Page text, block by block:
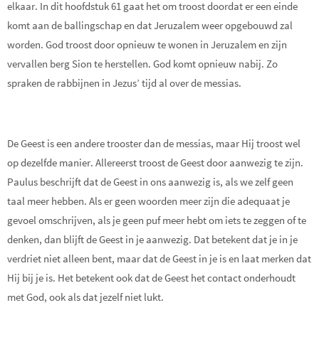
elkaar. In dit hoofdstuk 61 gaat het om troost doordat er een einde
komt aan de ballingschap en dat Jeruzalem weer opgebouwd zal
worden. God troost door opnieuw te wonen in Jeruzalem en zijn
vervallen berg Sion te herstellen. God komt opnieuw nabij. Zo
spraken de rabbijnen in Jezus’ tijd al over de messias.
De Geest is een andere trooster dan de messias, maar Hij troost wel
op dezelfde manier. Allereerst troost de Geest door aanwezig te zijn.
Paulus beschrijft dat de Geest in ons aanwezig is, als we zelf geen
taal meer hebben. Als er geen woorden meer zijn die adequaat je
gevoel omschrijven, als je geen puf meer hebt om iets te zeggen of te
denken, dan blijft de Geest in je aanwezig. Dat betekent dat je in je
verdriet niet alleen bent, maar dat de Geest in je is en laat merken dat
Hij bij je is. Het betekent ook dat de Geest het contact onderhoudt
met God, ook als dat jezelf niet lukt.